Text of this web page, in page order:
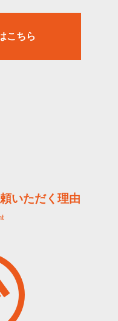
こちら
いただく理由